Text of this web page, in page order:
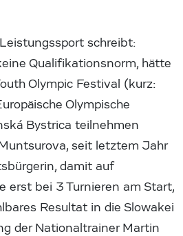
schreibt:
Qualifikationsnorm, hätte
Olympic Festival (kurz:
Olympische
Bystrica teilnehmen
seit letztem Jahr
damit auf
erst bei 3 Turnieren am Start,
Resultat in die Slowakei
der Nationaltrainer Martin